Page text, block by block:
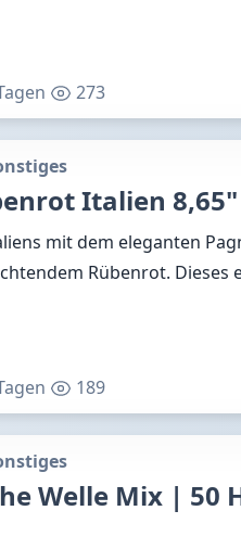
273
Italien 8,65"
mit dem eleganten
Rübenrot. Dieses
189
Welle Mix | 50